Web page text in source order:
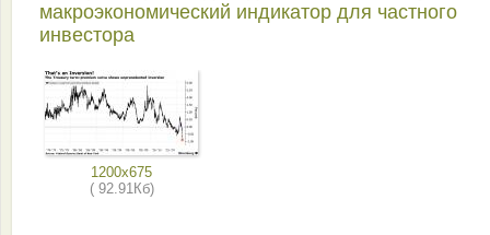
макроэкономический индикатор для частного
инвестора
1200x675
( 92.91Кб)